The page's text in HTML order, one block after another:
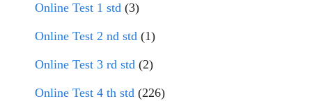
Online Test 1 std (3)
Online Test 2 nd std (1)
Online Test 3 rd std (2)
Online Test 4 th std (226)